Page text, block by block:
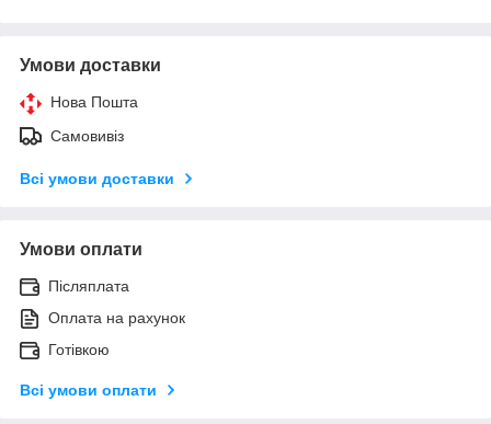
Умови доставки
Нова Пошта
Самовивіз
Всі умови доставки
Умови оплати
Післяплата
Оплата на рахунок
Готівкою
Всі умови оплати